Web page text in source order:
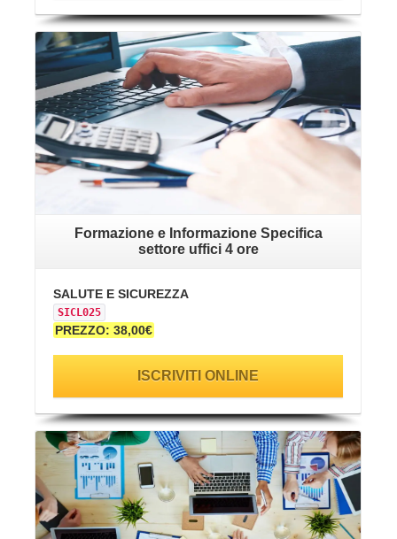
VAI ALLA SCHEDA
Formazione e Informazione Specifica
settore uffici 4 ore
SALUTE E SICUREZZA
SICL025
PREZZO: 38,00€
ISCRIVITI ONLINE
VAI ALLA SCHEDA